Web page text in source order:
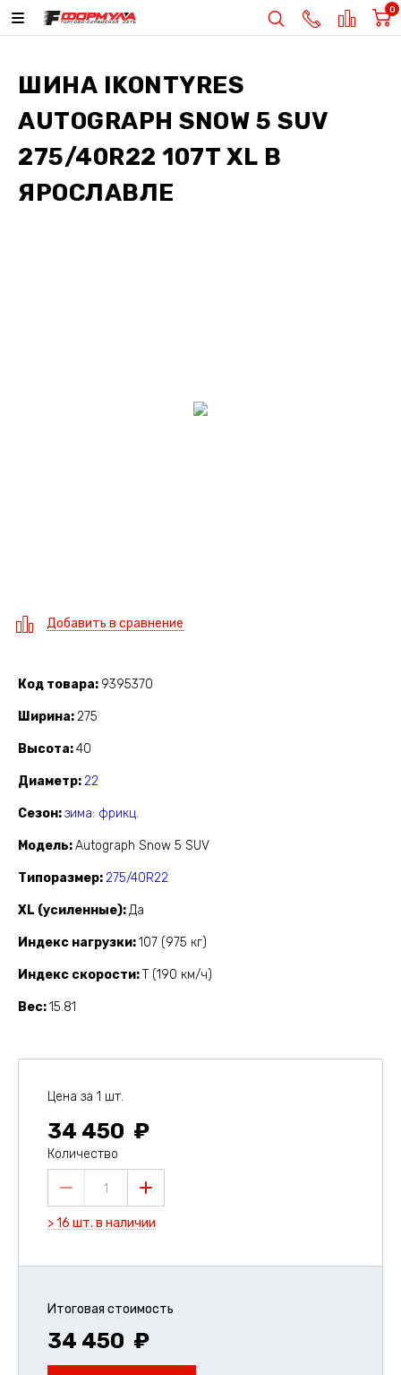
0
ШИНА IKONTYRES
AUTOGRAPH SNOW 5 SUV
275/40R22 107T XL В
ЯРОСЛАВЛЕ
Добавить в сравнение
Код товара 9395370
Ширина 275
Высота 40
Диаметр 22
Сезон зима: фрикц.
Модель Autograph Snow 5 SUV
Типоразмер 275/40R22
XL (усиленные) Да
Индекс нагрузки 107 (975 кг)
Индекс скорости T (190 км/ч)
Вес 15.81
Цена за 1 шт.
34 450
Количество
1
> 16 шт. в наличии
Итоговая стоимость
34 450